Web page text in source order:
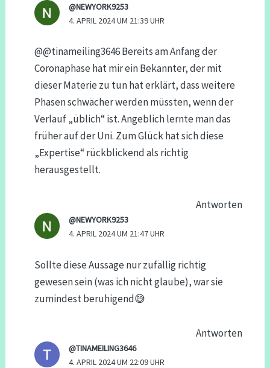
@NEWYORK9253
4. APRIL 2024 UM 21:39 UHR
@@tinameiling3646 Bereits am Anfang der
Coronaphase hat mir ein Bekannter, der mit
dieser Materie zu tun hat erklärt, dass weitere
Phasen schwächer werden müssten, wenn der
Verlauf „üblich“ ist. Angeblich lernte man das
früher auf der Uni. Zum Glück hat sich diese
„Expertise“ rückblickend als richtig
herausgestellt.
Antworten
@NEWYORK9253
4. APRIL 2024 UM 21:47 UHR
Sollte diese Aussage nur zufällig richtig
gewesen sein (was ich nicht glaube), war sie
zumindest beruhigend😅
Antworten
@TINAMEILING3646
4. APRIL 2024 UM 22:09 UHR